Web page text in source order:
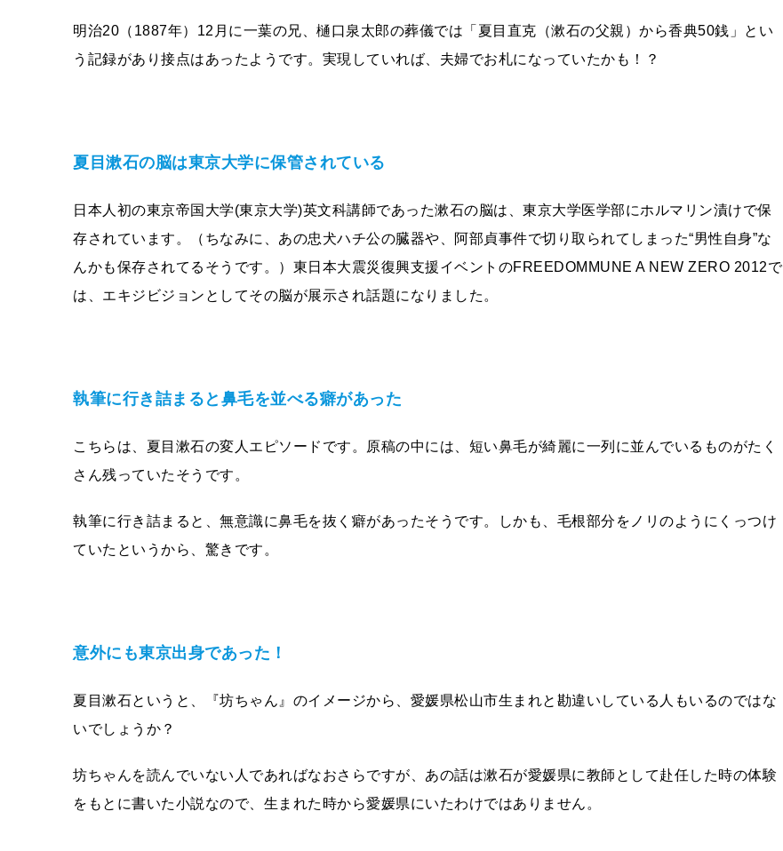
明治20（1887年）12月に一葉の兄、樋口泉太郎の葬儀では「夏目直克（漱石の父親）から香典50銭」とい
う記録があり接点はあったようです。実現していれば、夫婦でお札になっていたかも！？
夏目漱石の脳は東京大学に保管されている
日本人初の東京帝国大学(東京大学)英文科講師であった漱石の脳は、東京大学医学部にホルマリン漬けで保
存されています。（ちなみに、あの忠犬ハチ公の臓器や、阿部貞事件で切り取られてしまった“男性自身”な
んかも保存されてるそうです。）東日本大震災復興支援イベントのFREEDOMMUNE A NEW ZERO 2012で
は、エキジビジョンとしてその脳が展示され話題になりました。
執筆に行き詰まると鼻毛を並べる癖があった
こちらは、夏目漱石の変人エピソードです。原稿の中には、短い鼻毛が綺麗に一列に並んでいるものがたく
さん残っていたそうです。
執筆に行き詰まると、無意識に鼻毛を抜く癖があったそうです。しかも、毛根部分をノリのようにくっつけ
ていたというから、驚きです。
意外にも東京出身であった！
夏目漱石というと、『坊ちゃん』のイメージから、愛媛県松山市生まれと勘違いしている人もいるのではな
いでしょうか？
坊ちゃんを読んでいない人であればなおさらですが、あの話は漱石が愛媛県に教師として赴任した時の体験
をもとに書いた小説なので、生まれた時から愛媛県にいたわけではありません。